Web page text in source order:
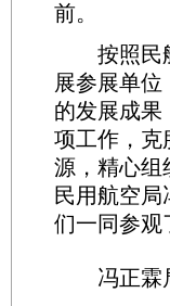
前。
按照民航
展参展单
的发展成果
项工作，克
源，精心组
民用航空
们一同参观
冯正霖局